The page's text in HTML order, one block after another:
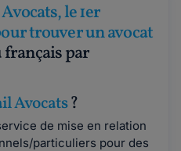
le 1er
trouver un avocat
français par
Avocats?
de mise en relation
particuliers pour des